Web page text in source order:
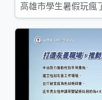
高雄市學生暑假玩瘋